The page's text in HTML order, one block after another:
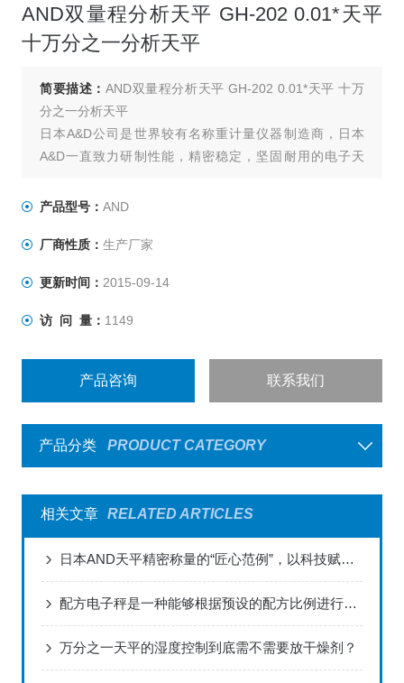
AND双量程分析天平 GH-202 0.01*天平
十万分之一分析天平
简要描述： AND双量程分析天平 GH-202 0.01*天平 十万
分之一分析天平
日本A&D公司是世界较有名称重计量仪器制造商，日本
A&D一直致力研制性能，精密稳定，坚固耐用的电子天
同需求。用户遍布世界各行各业。A&D电子天平亦荣获了
批准证书>，印证了A&D天平的技术规格和性能指标。
产品型号： AND
厂商性质： 生产厂家
更新时间： 2015-09-14
访 问 量： 1149
产品咨询 联系我们
产品分类 PRODUCT CATEGORY
相关文章 RELATED ARTICLES
日本AND天平精密称量的“匠心范例”，以科技赋能全球实验室
配方电子秤是一种能够根据预设的配方比例进行精确称重的电子秤
万分之一天平的湿度控制到底需不需要放干燥剂？